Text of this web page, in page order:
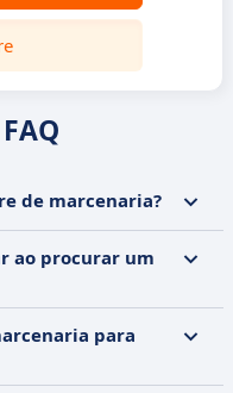
de marcenaria?
ao procurar um
para